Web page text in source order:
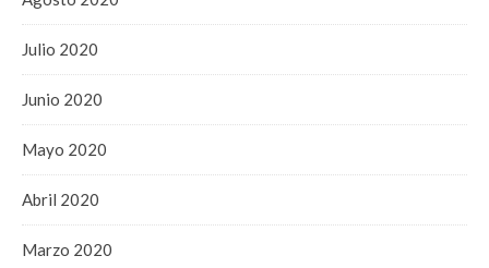
Julio 2020
Junio 2020
Mayo 2020
Abril 2020
Marzo 2020